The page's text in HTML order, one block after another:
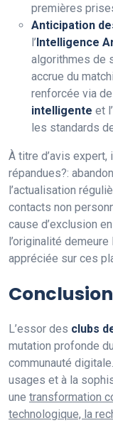
premières
Anticipation
l’Intelligence
algorithmes de
accrue du
renforcée via
intelligente et
les standards
À titre d’avis
répandues?:
l’actualisation
contacts non
cause d’exclusion en
l’originalité
appréciée sur ces
L’essor des clubs
mutation profonde
communauté
usages et à la
une transformation
technologique, la